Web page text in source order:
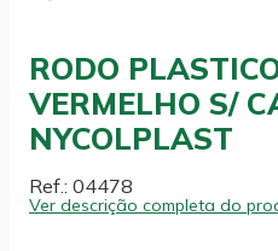
RODO
VERMELHO S/
NYCOLPLAST
Ref.: 04478
Ver descrição completa do